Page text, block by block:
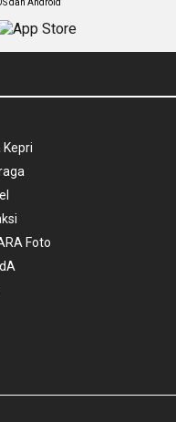
dan Android
Kepri
Foto